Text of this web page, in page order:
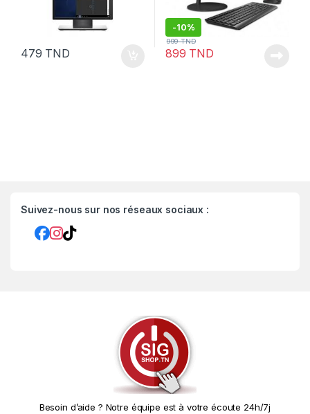
479 TND
-10%
899 TND
999TND
Suivez-nous sur nos réseaux sociaux :
Besoin d’aide ? Notre équipe est à votre écoute 24h/7j